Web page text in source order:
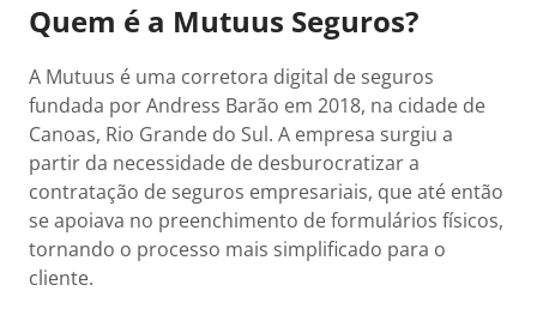
Quem é a Mutuus Seguros?
A Mutuus é uma corretora digital de seguros
fundada por Andress Barão em 2018, na cidade de
Canoas, Rio Grande do Sul. A empresa surgiu a
partir da necessidade de desburocratizar a
contratação de seguros empresariais, que até então
se apoiava no preenchimento de formulários físicos,
tornando o processo mais simplificado para o
cliente.